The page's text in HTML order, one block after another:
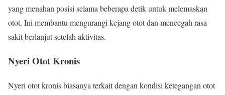
yang menahan posisi selama beberapa detik untuk melemaskan
otot. Ini membantu mengurangi kejang otot dan mencegah rasa
sakit berlanjut setelah aktivitas.
Nyeri Otot Kronis
Nyeri otot kronis biasanya terkait dengan kondisi ketegangan otot